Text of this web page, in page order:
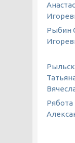
Рыбин
Рябота